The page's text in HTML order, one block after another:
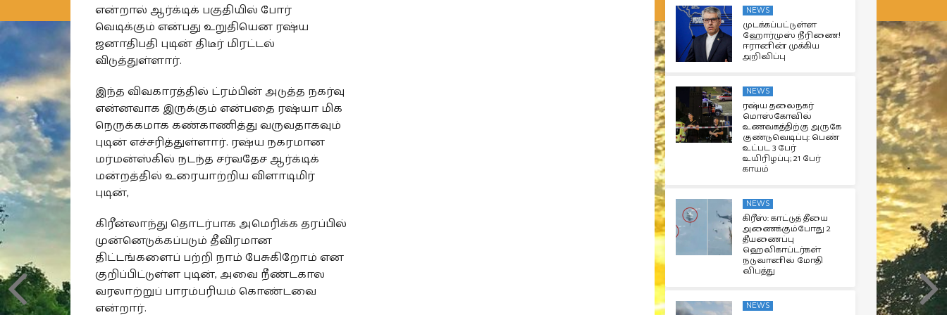
என்றால் ஆர்க்டிக் பகுதியில் போர்
வெடிக்கும் என்பது உறுதியென ரஷ்ய
ஜனாதிபதி புடின் திடீர் மிரட்டல்
விடுத்துள்ளார்.
இந்த விவகாரத்தில் ட்ரம்பின் அடுத்த நகர்வு
என்னவாக இருக்கும் என்பதை ரஷ்யா மிக
நெருக்கமாக கண்காணித்து வருவதாகவும்
புடின் எச்சரித்துள்ளார். ரஷ்ய நகரமான
மர்மன்ஸ்கில் நடந்த சர்வதேச ஆர்க்டிக்
மன்றத்தில் உரையாற்றிய விளாடிமிர்
புடின்,
கிரீன்லாந்து தொடர்பாக அமெரிக்க தரப்பில்
முன்னெடுக்கப்படும் தீவிரமான
திட்டங்களைப் பற்றி நாம் பேசுகிறோம் என
குறிப்பிட்டுள்ள புடின், அவை நீண்டகால
வரலாற்றுப் பாரம்பரியம் கொண்டவை
என்றார்.
NEWS
முடக்கப்பட்டுள்ள
ஹோர்முஸ் நீரிணை!
ஈரானின் முக்கிய
அறிவிப்பு
NEWS
ரஷ்ய தலைநகர்
மொஸ்கோவில்
உணவகத்திற்கு அருகே
குண்டுவெடிப்பு: பெண்
உட்பட 3 பேர்
உயிரிழப்பு; 21 பேர்
காயம்
NEWS
கிரீஸ்: காட்டுத் தீயை
அணைக்கும்போது 2
தீயணைப்பு
ஹெலிகாப்டர்கள்
நடுவானில் மோதி
விபத்து
NEWS